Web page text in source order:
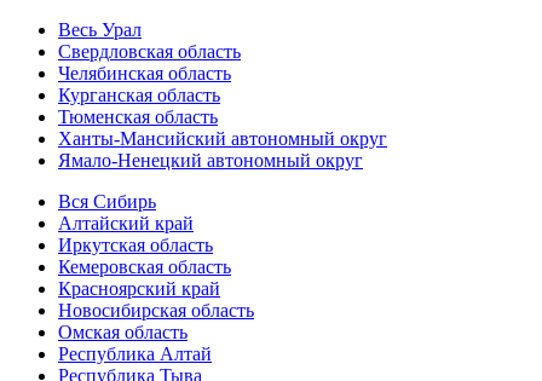
Весь Урал
Свердловская область
Челябинская область
Курганская область
Тюменская область
Ханты-Мансийский автономный округ
Ямало-Ненецкий автономный округ
Вся Сибирь
Алтайский край
Иркутская область
Кемеровская область
Красноярский край
Новосибирская область
Омская область
Республика Алтай
Республика Тыва